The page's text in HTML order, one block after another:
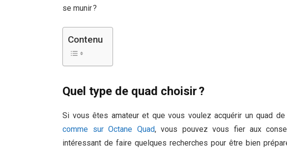
se munir ?
Contenu
Quel type de quad choisir ?
Si vous êtes amateur et que vous voulez acquérir un quad
comme sur Octane Quad, vous pouvez vous fier aux
intéressant de faire quelques recherches pour être bien